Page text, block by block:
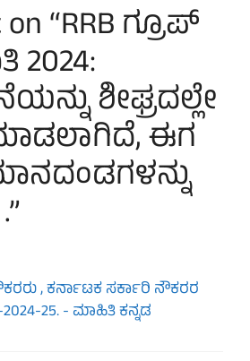
“RRB ಗ್ರೂಪ್
2024:
ಶೀಘ್ರದಲ್ಲೇ
ಈಗ
, ಕರ್ನಾಟಕ ಸರ್ಕಾರಿ ನೌಕರರ
-2024-25. - ಮಾಹಿತಿ ಕನ್ನಡ